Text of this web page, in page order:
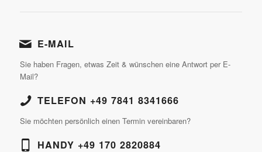
E-MAIL
Sie haben Fragen, etwas Zeit & wünschen eine Antwort per E-
Mail?
TELEFON +49 7841 8341666
Sie möchten persönlich einen Termin vereinbaren?
HANDY +49 170 2820884